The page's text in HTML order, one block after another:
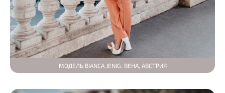
МОДЕЛЬ BIANCA JENIG. ВЕНА, АВСТРИЯ